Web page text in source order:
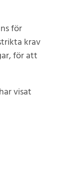
för
krav
för att
visat